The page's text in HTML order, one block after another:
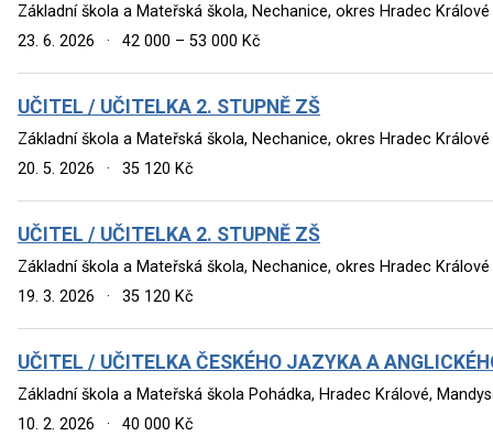
Základní škola a Mateřská škola, Nechanice, okres Hradec
23. 6. 2026
· 42 000 – 53 000 Kč
UČITEL / UČITELKA 2. STUPNĚ ZŠ
Základní škola a Mateřská škola, Nechanice, okres Hradec
20. 5. 2026
· 35 120 Kč
UČITEL / UČITELKA 2. STUPNĚ ZŠ
Základní škola a Mateřská škola, Nechanice, okres Hradec
19. 3. 2026
· 35 120 Kč
UČITEL / UČITELKA ČESKÉHO JAZYKA A
Základní škola a Mateřská škola Pohádka, Hradec Králové,
10. 2. 2026
· 40 000 Kč